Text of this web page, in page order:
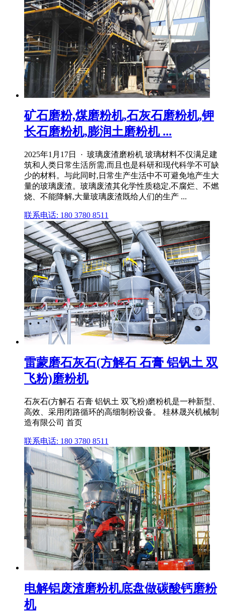
矿石磨粉,煤磨粉机,石灰石磨粉机,钾
长石磨粉机,膨润土磨粉机 ...
2025年1月17日 · 玻璃废渣磨粉机 玻璃材料不仅满足建
筑和人类日常生活所需,而且也是科研和现代科学不可缺
少的材料。与此同时,日常生产生活中不可避免地产生大
量的玻璃废渣。玻璃废渣其化学性质稳定,不腐烂、不燃
烧、不能降解,大量玻璃废渣既给人们的生产 ...
联系电话: 180 3780 8511
雷蒙磨石灰石(方解石 石膏 铝钒土 双
飞粉)磨粉机
石灰石(方解石 石膏 铝钒土 双飞粉)磨粉机是一种新型、
高效、采用闭路循环的高细制粉设备。 桂林晟兴机械制
造有限公司 首页
联系电话: 180 3780 8511
电解铝废渣磨粉机底盘做碳酸钙磨粉
机